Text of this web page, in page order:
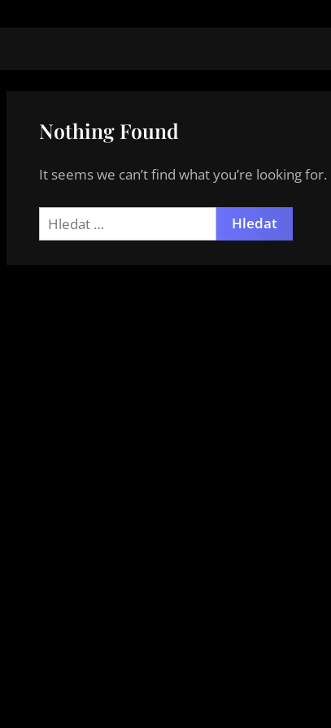
Nothing Found
It seems we can’t find what you’re looking
Vyhledávání